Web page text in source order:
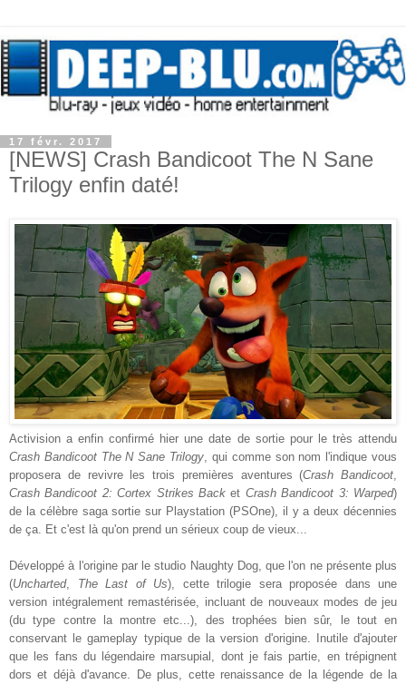
17 févr. 2017
[NEWS] Crash Bandicoot The N Sane
Trilogy enfin daté!
Activision a enfin confirmé hier une date de sortie pour le très attendu
Crash Bandicoot The N Sane Trilogy , qui comme son nom l'indique vous
proposera de revivre les trois premières aventures (Crash Bandicoot
Crash Bandicoot 2: Cortex Strikes Back et Crash Bandicoot 3: Warped)
de la célèbre saga sortie sur Playstation (PSOne), il y a deux décennies
de ça. Et c'est là qu'on prend un sérieux coup de vieux...
Développé à l'origine par le studio Naughty Dog, que l'on ne présente plus
(Uncharted, The Last of Us) , cette trilogie sera proposée dans une
version intégralement remastérisée, incluant de nouveaux modes de jeu
(du type contre la montre etc...), des trophées bien sûr,
le touten
conservant le gameplay typique de la version d'origine. Inutile d'ajouter
que les fans du légendaire marsupial, dont je fais partie, en trépignent
dors et déjà d'avance. De plus, cette renaissance de la légende de la